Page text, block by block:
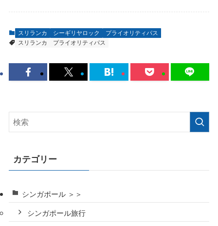
スリランカ シーギリヤロック
プライオリティパス
スリランカ
プライオリティパス
カテゴリー
シンガポール ＞＞
シンガポール旅行